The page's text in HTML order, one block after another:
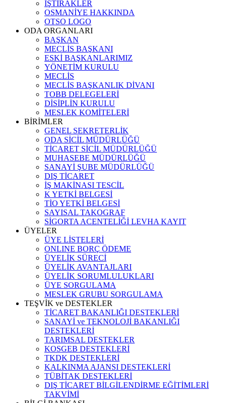
İŞTİRAKLER
OSMANİYE HAKKINDA
OTSO LOGO
ODA ORGANLARI
BAŞKAN
MECLİS BAŞKANI
ESKİ BAŞKANLARIMIZ
YÖNETİM KURULU
MECLİS
MECLİS BAŞKANLIK DİVANI
TOBB DELEGELERİ
DİSİPLİN KURULU
MESLEK KOMİTELERİ
BİRİMLER
GENEL SEKRETERLİK
ODA SİCİL MÜDÜRLÜĞÜ
TİCARET SİCİL MÜDÜRLÜĞÜ
MUHASEBE MÜDÜRLÜĞÜ
SANAYİ ŞUBE MÜDÜRLÜĞÜ
DIŞ TİCARET
İŞ MAKİNASI TESCİL
K YETKİ BELGESİ
TİO YETKİ BELGESİ
SAYISAL TAKOGRAF
SİGORTA ACENTELİĞİ LEVHA KAYIT
ÜYELER
ÜYE LİSTELERİ
ONLINE BORÇ ÖDEME
ÜYELİK SÜRECİ
ÜYELİK AVANTAJLARI
ÜYELİK SORUMLULUKLARI
ÜYE SORGULAMA
MESLEK GRUBU SORGULAMA
TEŞVİK ve DESTEKLER
TİCARET BAKANLIĞI DESTEKLERİ
SANAYİ ve TEKNOLOJİ BAKANLIĞI
DESTEKLERİ
TARIMSAL DESTEKLER
KOSGEB DESTEKLERİ
TKDK DESTEKLERİ
KALKINMA AJANSI DESTEKLERİ
TÜBİTAK DESTEKLERİ
DIŞ TİCARET BİLGİLENDİRME EĞİTİMLERİ
TAKVİMİ